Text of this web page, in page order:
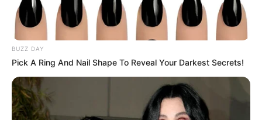
BUZZ DAY
Pick A Ring And Nail Shape To Reveal Your Darkest Secrets!